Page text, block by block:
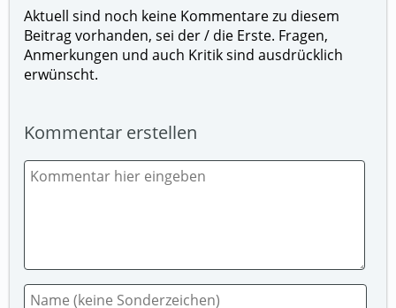
Aktuell sind noch keine Kommentare zu diesem
Beitrag vorhanden, sei der / die Erste. Fragen,
Anmerkungen und auch Kritik sind ausdrücklich
erwünscht.
Kommentar erstellen